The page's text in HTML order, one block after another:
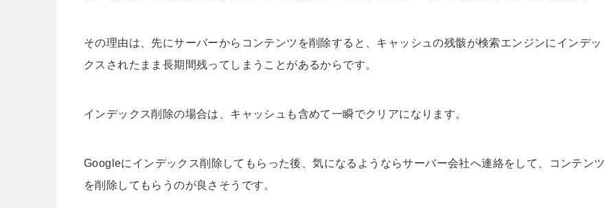
その理由は、先にサーバーからコンテンツを削除すると、キャッシュの残骸が検索エンジンにインデッ
クスされたまま長期間残ってしまうことがあるからです。
インデックス削除の場合は、キャッシュも含めて一瞬でクリアになります。
Googleにインデックス削除してもらった後、気になるようならサーバー会社へ連絡をして、コンテンツ
を削除してもらうのが良さそうです。